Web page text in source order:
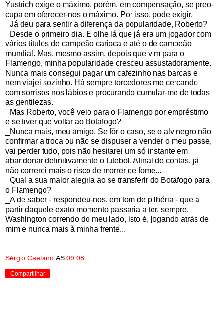
Yustrich exige o má­ximo, porém, em compensação, se preo­
cupa em oferecer-nos o máximo. Por isso, pode exigir.
_Já deu para sentir a diferença da popularidade, Roberto?
_Desde o primeiro dia. E olhe lá que já era um jogador com
vários títulos de campeão carioca e até o de campeão
mundial. Mas, mesmo assim, depois que vim para o
Flamengo, minha popularida­de cresceu assustadoramente.
Nunca mais consegui pagar um cafezinho nas barcas e
nem viajei sozinho. Há sempre torcedores me cercando
com sorrisos nos lábios e procurando cumular-me de todas
as gentilezas.
_Mas Roberto, você veio para o Fla­mengo por empréstimo
e se tiver que voltar ao Botafogo?
_Nunca mais, meu amigo. Se fôr o caso, se o alvinegro não
confirmar a troca ou não se dispuser a vender o meu passe,
vai perder tudo, pois não hesitarei um só instante em
abandonar definitivamente o futebol. Afinal de contas, já
não correrei mais o risco de morrer de fome...
_Qual a sua maior alegria ao se trans­ferir do Botafogo para
o Flamengo?
_A de saber - respondeu-nos, em tom de pilhéria - que a
partir daquele exato momento passaria a ter, sempre,
Washington correndo do meu lado, isto é, jogando atrás de
mim e nunca mais à minha frente...
Sérgio Caetano AS 09:08
Compartilhar